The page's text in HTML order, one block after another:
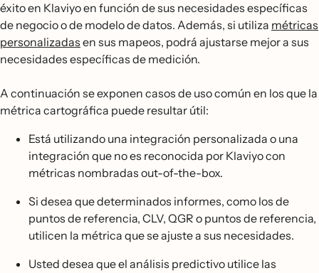
éxito en Klaviyo en función de sus necesidades específicas
de negocio o de modelo de datos. Además, si utiliza métricas
personalizadas en sus mapeos, podrá ajustarse mejor a sus
necesidades específicas de medición.
A continuación se exponen casos de uso común en los que la
métrica cartográfica puede resultar útil:
Está utilizando una integración personalizada o una
integración que no es reconocida por Klaviyo con
métricas nombradas out-of-the-box.
Si desea que determinados informes, como los de
puntos de referencia, CLV, QGR o puntos de referencia,
utilicen la métrica que se ajuste a sus necesidades.
Usted desea que el análisis predictivo utilice las